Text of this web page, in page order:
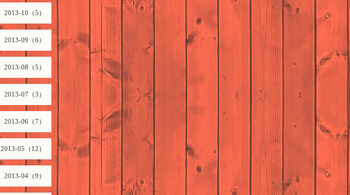
2013-10（5）
2013-09（6）
2013-08（5）
2013-07（3）
2013-06（7）
2013-05（12）
2013-04（9）